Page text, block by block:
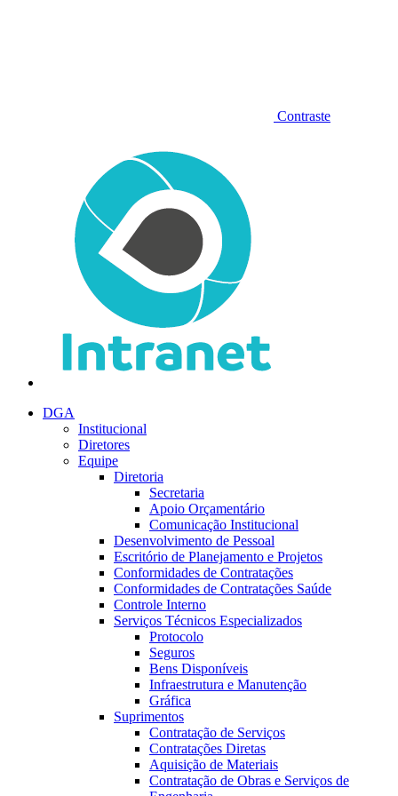
Contraste
DGA
Institucional
Diretores
Equipe
Diretoria
Secretaria
Apoio Orçamentário
Comunicação Institucional
Desenvolvimento de Pessoal
Escritório de Planejamento e Projetos
Conformidades de Contratações
Conformidades de Contratações Saúde
Controle Interno
Serviços Técnicos Especializados
Protocolo
Seguros
Bens Disponíveis
Infraestrutura e Manutenção
Gráfica
Suprimentos
Contratação de Serviços
Contratações Diretas
Aquisição de Materiais
Contratação de Obras e Serviços de